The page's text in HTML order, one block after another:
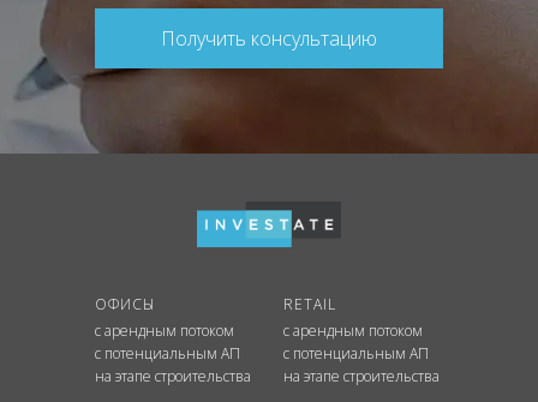
Получить консультацию
ОФИСЫ
с арендным потоком
с потенциальным АП
на этапе строительства
RETAIL
с арендным потоком
с потенциальным АП
на этапе строительства